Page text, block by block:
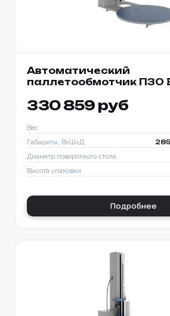
Автоматический
паллетообмотчик ПЗО
330 859 руб
Вес
Габариты, ВхШхД
Диаметр поворотного стола
Высота упаковки
Подробнее